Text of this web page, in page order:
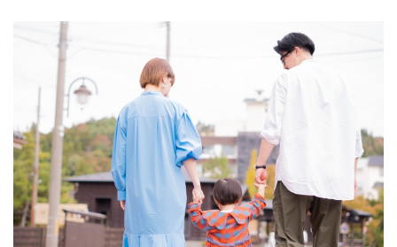
3
【石
川県
加賀
市】
山代
温
泉